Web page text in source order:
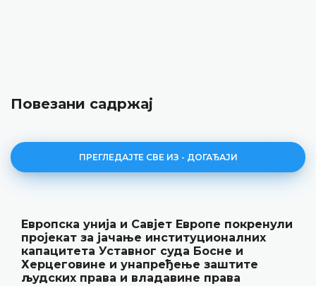
Повезани садржај
ПРЕГЛЕДАЈТЕ СВЕ ИЗ - ДОГАЂАЈИ
и Савјет Европе покренули
јачање институционалних
Уставног суда Босне и
и унапређење заштите
и владавине права
Уставни
резултате